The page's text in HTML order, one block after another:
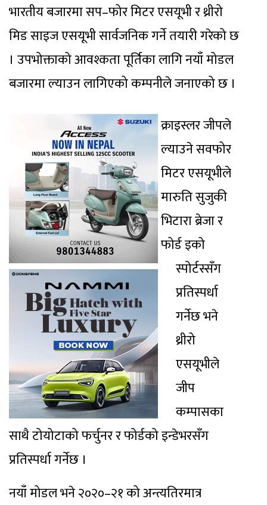
भारतीय बजारमा सप–फोर मिटर एसयूभी र थ्रीरो
मिड साइज एसयूभी सार्वजनिक गर्ने तयारी गरेको छ
। उपभोक्ताको आवश्कता पूर्तिका लागि नयाँ मोडल
बजारमा ल्याउन लागिएको कम्पनीले जनाएको छ ।
क्राइस्लर जीपले
ल्याउने सवफोर
मिटर एसयूभीले
मारुति सुजुकी
भिटारा ब्रेजा र
फोर्ड इको
स्पोर्टस्सँग
प्रतिस्पर्धा
गर्नेछ भने
थ्रीरो
एसयूभीले
जीप
कम्पासका
साथै टोयोटाको फर्चुनर र फोर्डको इन्डेभरसँग
प्रतिस्पर्धा गर्नेछ ।
नयाँ मोडल भने २०२०–२१ को अन्त्यतिरमात्र